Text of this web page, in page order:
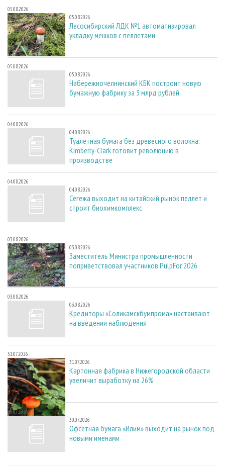
05.08.2026
05.08.2026
Лесосибирский ЛДК №1 автоматизировал
укладку мешков с пеллетами
05.08.2026
05.08.2026
Набережночелнинский КБК построит новую
бумажную фабрику за 3 млрд рублей
04.08.2026
04.08.2026
Туалетная бумага без древесного волокна:
Kimberly-Clark готовит революцию в
производстве
04.08.2026
04.08.2026
Сегежа выходит на китайский рынок пеллет и
строит биохимкомплекс
03.08.2026
03.08.2026
Заместитель Министра промышленности
поприветствовал участников PulpFor 2026
03.08.2026
03.08.2026
Кредиторы «Соликамскбумпрома» настаивают
на введении наблюдения
31.07.2026
31.07.2026
Картонная фабрика в Нижегородской области
увеличит выработку на 26%
30.07.2026
30.07.2026
Офсетная бумага «Илим» выходит на рынок под
новыми именами